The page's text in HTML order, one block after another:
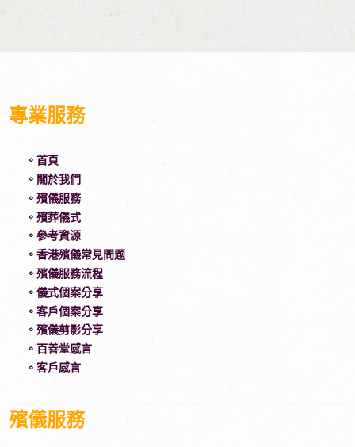
專業服務
。首頁
。關於我們
。殯儀服務
。殯葬儀式
。參考資源
。香港殯儀常見問题
。殯儀服務流程
。儀式個案分享
。客戶個案分享
。殯儀剪影分享
。百善堂感言
。客戶感言
殯儀服務